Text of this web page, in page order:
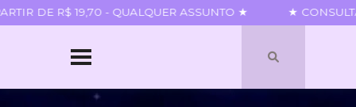
DE R$ 19,70 - QUALQUER ASSUNTO ★ ★